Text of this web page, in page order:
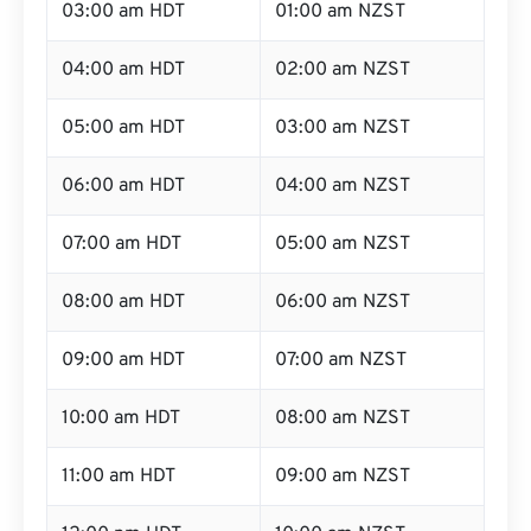
03:00 am HDT 01:00 am NZST
04:00 am HDT 02:00 am NZST
05:00 am HDT 03:00 am NZST
06:00 am HDT 04:00 am NZST
07:00 am HDT 05:00 am NZST
08:00 am HDT 06:00 am NZST
09:00 am HDT 07:00 am NZST
10:00 am HDT 08:00 am NZST
11:00 am HDT 09:00 am NZST